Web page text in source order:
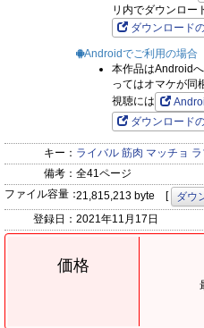
リ内でダウンロー
ダウンロード
Androidでご利用の場合
本作品はAndroid
ってはオマケが同
視聴には
ダウンロード
キー： ライバル 筋肉 マッチョ
備考： 全41ページ
ファイル容量：21,815,213 byte [ ダウ
登録日： 2021年11月17日
価格